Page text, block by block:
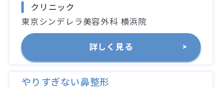
クリニック
東京シンデレラ美容外科 横浜院
詳しく見る
やりすぎない鼻整形